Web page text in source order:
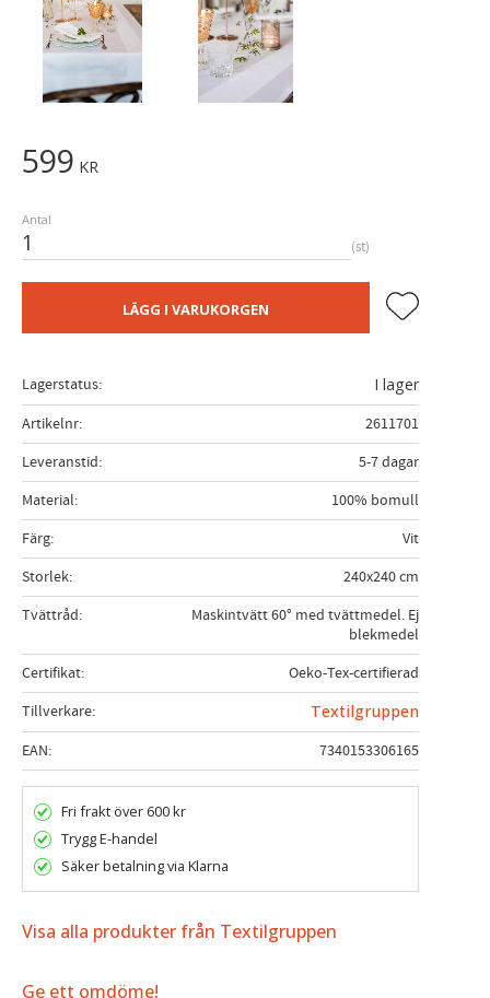
599 KR
Antal
st
LÄGG I VARUKORGEN Lägg till i
Lagerstatus
I lager
Artikelnr
2611701
Leveranstid
5-7 dagar
Material
100% bomull
Färg
Vit
Storlek
240x240 cm
Tvättråd
Maskintvätt 60° med tvättmedel. Ej
blekmedel
Certifikat
Oeko-Tex-certifierad
Tillverkare
Textilgruppen
EAN
7340153306165
Fri frakt över 600 kr
Trygg E-handel
Säker betalning via Klarna
Visa alla produkter från Textilgruppen
Ge ett omdöme!